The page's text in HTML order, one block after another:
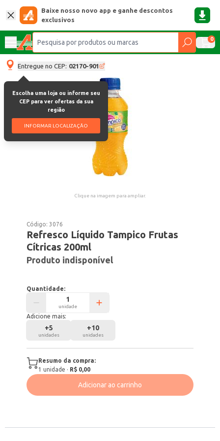
Baixe nosso novo app e ganhe descontos
exclusivos
0
Entregue no CEP: 02170-901
Escolha uma loja ou informe seu
CEP para ver ofertas da sua
região
INFORMAR LOCALIZAÇÃO
Clique na imagem para ampliar.
Código:3076
Refresco Líquido Tampico Frutas
Cítricas 200ml
Produto indisponível
Quantidade:
unidade
Adicione mais:
+5
unidades
+10
unidades
Resumo da compra:
1 unidade · R$ 0,00
Adicionar ao carrinho